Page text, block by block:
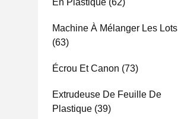
En Plastique (62)
Machine À Mélanger Les Lots
(63)
Écrou Et Canon (73)
Extrudeuse De Feuille De
Plastique (39)